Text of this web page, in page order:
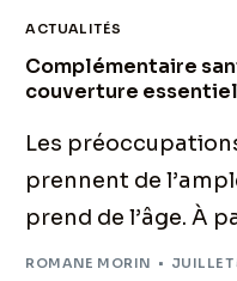
ACTUALITÉS
Complémentaire
couverture
Les
prennent de
prend de l’âge. À
ROMANE MORIN JUILLET